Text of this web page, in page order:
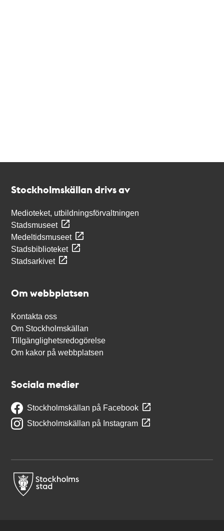
Stockholmskällan drivs av
Medioteket, utbildningsförvaltningen
Stadsmuseet
Medeltidsmuseet
Stadsbiblioteket
Stadsarkivet
Om webbplatsen
Kontakta oss
Om Stockholmskällan
Tillgänglighetsredogörelse
Om kakor på webbplatsen
Sociala medier
Stockholmskällan på Facebook
Stockholmskällan på Instagram